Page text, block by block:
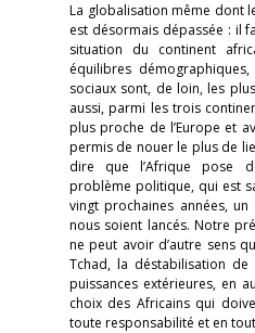
La globalisation même dont
est désormais dépassée : il
situation du continent
équilibres
sociaux sont, de loin, les
aussi, parmi les trois
plus proche de l’Europe et
permis de nouer le plus de
dire que l’Afrique pose
problème politique, qui est
vingt prochaines années,
nous soient lancés. Notre
ne peut avoir d’autre sens
Tchad, la déstabilisation
puissances extérieures, en
choix des Africains qui
toute responsabilité et en